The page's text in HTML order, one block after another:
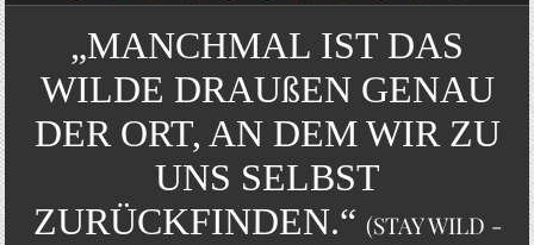
„MANCHMAL IST DAS
WILDE DRAUßEN GENAU
DER ORT, AN DEM WIR ZU
UNS SELBST
ZURÜCKFINDEN.“ (STAY WILD -